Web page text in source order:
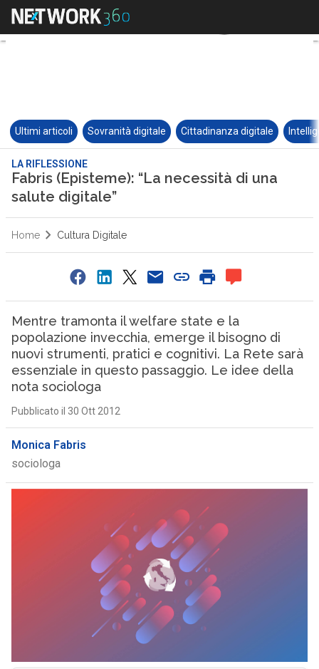
Ultimi articoli Sovranità digitale Cittadinanza digitale
LA RIFLESSIONE
Fabris (Episteme): “La necessità di una
salute digitale”
Home Cultura Digitale
Mentre tramonta il welfare state e la
popolazione invecchia, emerge il bisogno di
nuovi strumenti, pratici e cognitivi. La Rete sarà
essenziale in questo passaggio. Le idee della
nota sociologa
Pubblicato il 30 Ott 2012
Monica Fabris
sociologa